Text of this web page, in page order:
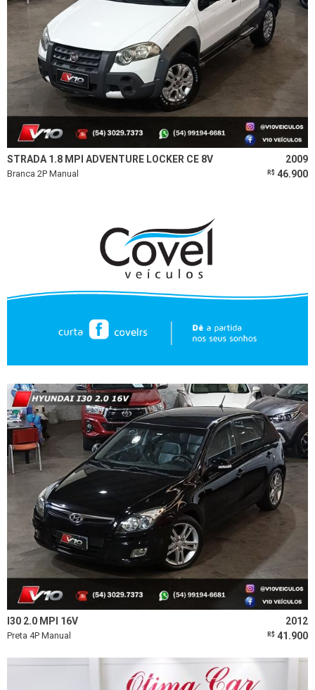
STRADA 1.8 MPI ADVENTURE LOCKER CE 8V 2009
Branca 2P Manual R$ 46.900
I30 2.0 MPI 16V 2012
Preta 4P Manual R$ 41.900